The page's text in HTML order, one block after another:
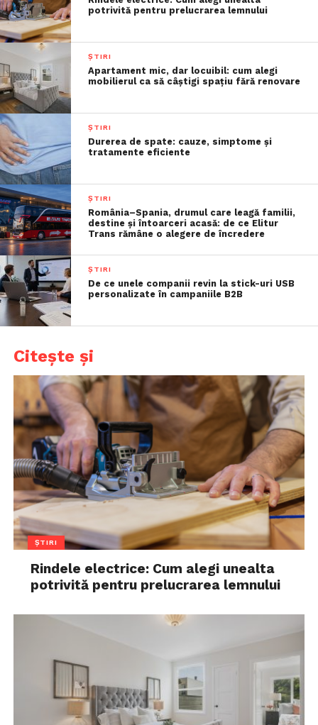
potrivită pentru prelucrarea lemnului
ȘTIRI
Apartament mic, dar locuibil: cum alegi
mobilierul ca să câștigi spațiu fără renovare
ȘTIRI
Durerea de spate: cauze, simptome și
tratamente eficiente
ȘTIRI
România–Spania, drumul care leagă familii,
destine și întoarceri acasă: de ce Elitur
Trans rămâne o alegere de încredere
ȘTIRI
De ce unele companii revin la stick-uri USB
personalizate în campaniile B2B
Citește și
ȘTIRI
Rindele electrice: Cum alegi unealta
potrivită pentru prelucrarea lemnului